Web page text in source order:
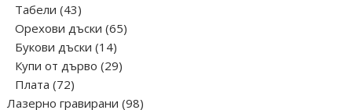
Табели 4343
продукта
Орехови дъски 6565
Букови дъски 1414
продукта
Купи от дърво 2929
Плата 7272
продукта
Лазерно гравирани 9898